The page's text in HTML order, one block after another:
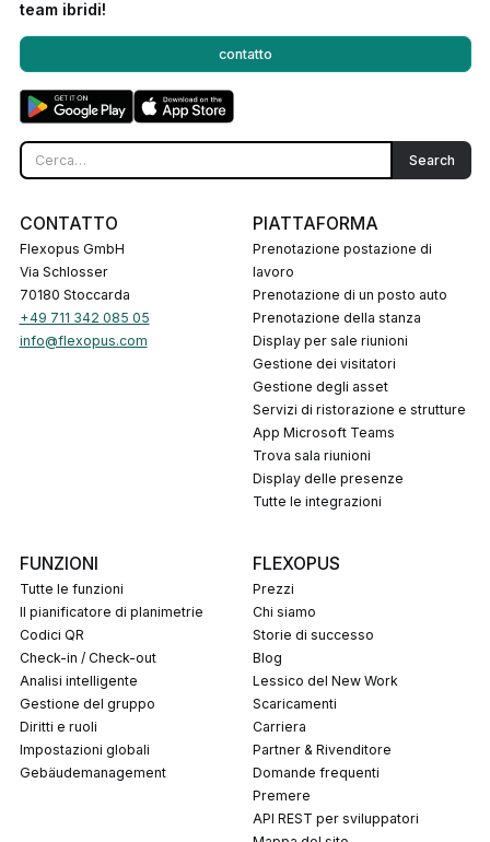
team ibridi!
contatto
CONTATTO
Flexopus GmbH
Via Schlosser
70180 Stoccarda
+49 711 342 085 05
info@flexopus.com
PIATTAFORMA
Prenotazione postazione di
lavoro
Prenotazione di un posto auto
Prenotazione della stanza
Display per sale riunioni
Gestione dei visitatori
Gestione degli asset
Servizi di ristorazione e strutture
App Microsoft Teams
Trova sala riunioni
Display delle presenze
Tutte le integrazioni
FUNZIONI
Tutte le funzioni
Il pianificatore di planimetrie
codici QR
Check-in / Check-out
Analisi intelligente
Gestione del gruppo
Diritti e ruoli
Impostazioni globali
Gebäudemanagement
FLEXOPUS
Prezzi
Chi siamo
Storie di successo
Blog
Lessico del New Work
Scaricamenti
Carriera
Partner & Rivenditore
Domande frequenti
Premere
API REST per sviluppatori